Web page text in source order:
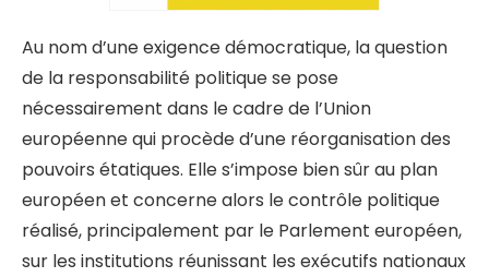
Au nom d’une exigence démocratique, la question
de la responsabilité politique se pose
nécessairement dans le cadre de l’Union
européenne qui procède d’une réorganisation des
pouvoirs étatiques. Elle s’impose bien sûr au plan
européen et concerne alors le contrôle politique
réalisé, principalement par le Parlement européen,
sur les institutions réunissant les exécutifs nationaux